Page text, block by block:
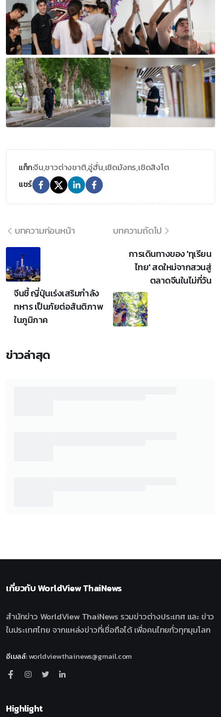
แท็ก:จีน,ชาวต่างชาติ,อู่ฮั่น,เชิดมังกร,เชิดสิงโต
แชร์
บทความก่อนหน้า
จีนชี้ ญี่ปุ่นเร่งเสริมกำลัง
ทหาร เป็นภัยต่อสันติภาพ
ในภูมิภาค
บทความถัดไป
การเดินทางของ 'ทุเรียน
ไทย' สดใหม่จากสวนสู่
ตลาดจีนในไม่กี่วัน
ข่าวล่าสุด
เกี่ยวกับWorldView ThaiNews
สำนักข่าว WorldView ThaiNews รวมข่าวต่างประเทศ และ ข่าว
ในประเทศไทย จากแหล่งข่าวที่เชื่อถือได้ เพื่อคนไทยทั่วทุกมุมโลก
อีเมลล์:worldviewthainews@gmail.com
Highlight